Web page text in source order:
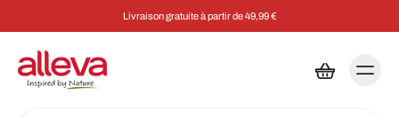
Livraison gratuite à partir de 49,99 €